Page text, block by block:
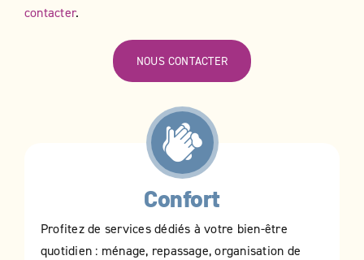
contacter.
NOUS CONTACTER
Confort
Profitez de services dédiés à votre bien-être
quotidien : ménage, repassage, organisation de